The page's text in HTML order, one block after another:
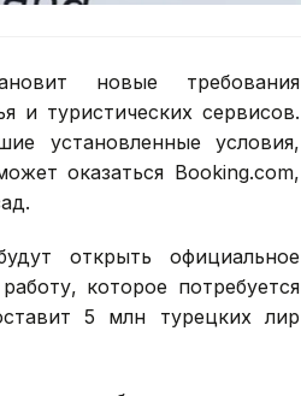
новые требования
и туристических сервисов.
установленные условия,
оказаться Booking.com,
открыть официальное
которое потребуется
5 млн турецких лир